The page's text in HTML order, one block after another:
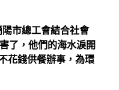
市總工會結合社會
了，他們的海水淚開
花錢供餐辦事，為環